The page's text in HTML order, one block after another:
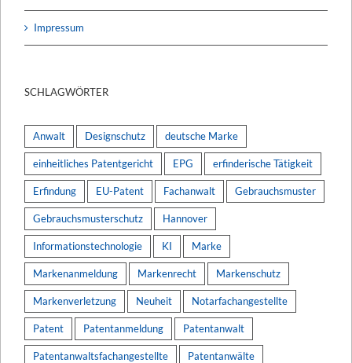
Impressum
SCHLAGWÖRTER
Anwalt Designschutz deutsche Marke
einheitliches Patentgericht EPG erfinderische Tätigkeit
Erfindung EU-Patent Fachanwalt Gebrauchsmuster
Gebrauchsmusterschutz Hannover
Informationstechnologie KI Marke
Markenanmeldung Markenrecht Markenschutz
Markenverletzung Neuheit Notarfachangestellte
Patent Patentanmeldung Patentanwalt
Patentanwaltsfachangestellte Patentanwälte